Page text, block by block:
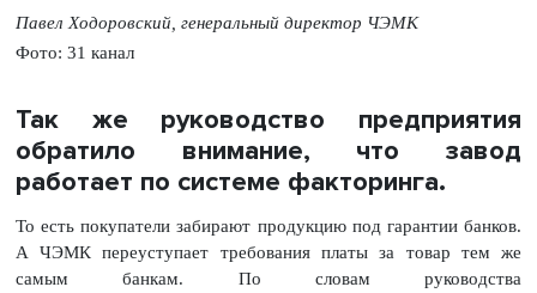
Павел Ходоровский, генеральный директор ЧЭМК
Фото: 31 канал
Так же руководство предприятия
обратило внимание, что завод
работает по системе факторинга.
То есть покупатели забирают продукцию под гарантии банков.
А ЧЭМК переуступает требования платы за товар тем же
самым банкам. По словам руководства